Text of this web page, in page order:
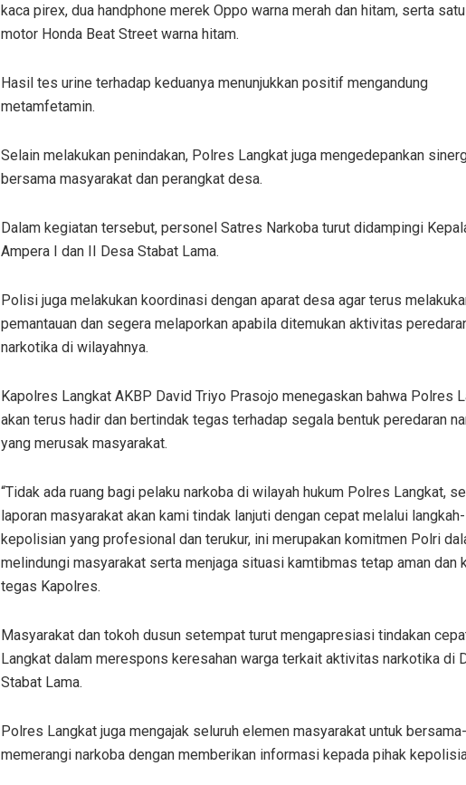
kaca pirex, dua handphone merek Oppo warna merah dan hitam, serta
motor Honda Beat Street warna hitam.
Hasil tes urine terhadap keduanya menunjukkan positif mengandung
metamfetamin.
Selain melakukan penindakan, Polres Langkat juga mengedepankan
bersama masyarakat dan perangkat desa.
Dalam kegiatan tersebut, personel Satres Narkoba turut didampingi
Ampera I dan II Desa Stabat Lama.
Polisi juga melakukan koordinasi dengan aparat desa agar terus
pemantauan dan segera melaporkan apabila ditemukan aktivitas
narkotika di wilayahnya.
Kapolres Langkat AKBP David Triyo Prasojo menegaskan bahwa Polres
akan terus hadir dan bertindak tegas terhadap segala bentuk peredaran
yang merusak masyarakat.
“Tidak ada ruang bagi pelaku narkoba di wilayah hukum Polres Langkat,
laporan masyarakat akan kami tindak lanjuti dengan cepat melalui
kepolisian yang profesional dan terukur, ini merupakan komitmen Polri
melindungi masyarakat serta menjaga situasi kamtibmas tetap aman dan
tegas Kapolres.
Masyarakat dan tokoh dusun setempat turut mengapresiasi tindakan
Langkat dalam merespons keresahan warga terkait aktivitas narkotika di
Stabat Lama.
Polres Langkat juga mengajak seluruh elemen masyarakat untuk
memerangi narkoba dengan memberikan informasi kepada pihak